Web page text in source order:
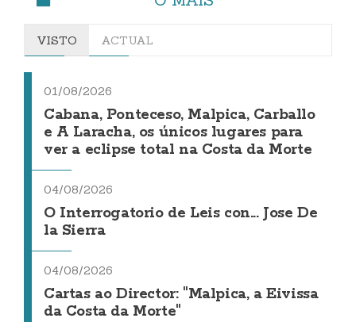
VISTO ACTUAL
01/08/2026
Cabana, Ponteceso, Malpica, Carballo
e A Laracha, os únicos lugares para
ver a eclipse total na Costa da Morte
04/08/2026
O Interrogatorio de Leis con... Jose De
la Sierra
04/08/2026
Cartas ao Director: "Malpica, a Eivissa
da Costa da Morte"